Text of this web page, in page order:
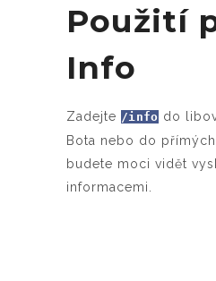
Použití
Info
Zadejte /info do
Bota nebo do
budete moci vidět
informacemi.